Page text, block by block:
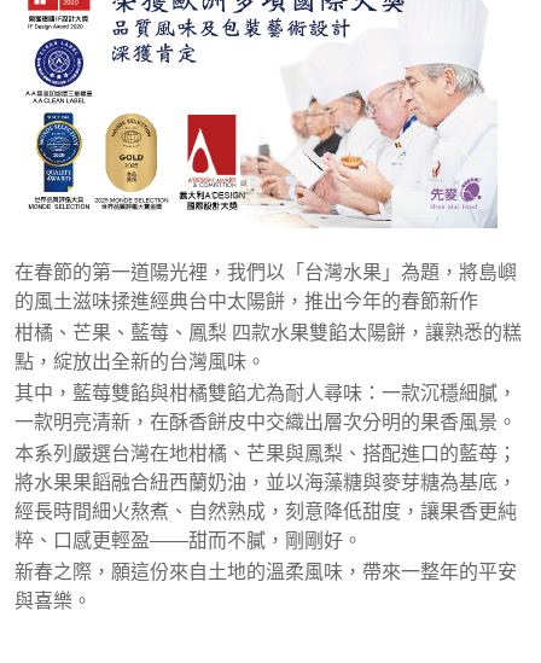
在春節的第一道陽光裡，我們以「台灣水果」為題，將島嶼
的風土滋味揉進經典台中太陽餅，推出今年的春節新作
柑橘、芒果、藍莓、鳳梨 四款水果雙餡太陽餅，讓熟悉的糕
點，綻放出全新的台灣風味。
其中，藍莓雙餡與柑橘雙餡尤為耐人尋味：一款沉穩細膩，
一款明亮清新，在酥香餅皮中交織出層次分明的果香風景。
本系列嚴選台灣在地柑橘、芒果與鳳梨、搭配進口的藍苺；
將水果果饀融合紐西蘭奶油，並以海藻糖與麥芽糖為基底，
經長時間細火熬煮、自然熟成，刻意降低甜度，讓果香更純
粹、口感更輕盈——甜而不膩，剛剛好。
新春之際，願這份來自土地的溫柔風味，帶來一整年的平安
與喜樂。